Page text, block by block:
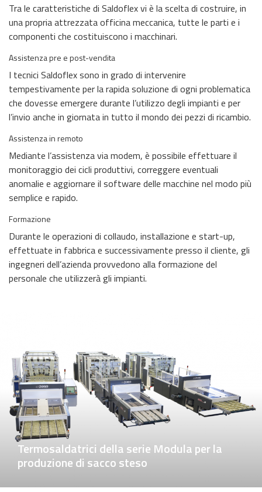
Tra le caratteristiche di Saldoflex vi è la scelta di costruire, in
una propria attrezzata officina meccanica, tutte le parti e i
componenti che costituiscono i macchinari.
Assistenza pre e post-vendita
I tecnici Saldoflex sono in grado di intervenire
tempestivamente per la rapida soluzione di ogni problematica
che dovesse emergere durante l’utilizzo degli impianti e per
l’invio anche in giornata in tutto il mondo dei pezzi di ricambio.
Assistenza in remoto
Mediante l’assistenza via modem, è possibile effettuare il
monitoraggio dei cicli produttivi, correggere eventuali
anomalie e aggiornare il software delle macchine nel modo più
semplice e rapido.
Formazione
Durante le operazioni di collaudo, installazione e start-up,
effettuate in fabbrica e successivamente presso il cliente, gli
ingegneri dell’azienda provvedono alla formazione del
personale che utilizzerà gli impianti.
Termosaldatrici della serie Modula per la
produzione di sacco steso